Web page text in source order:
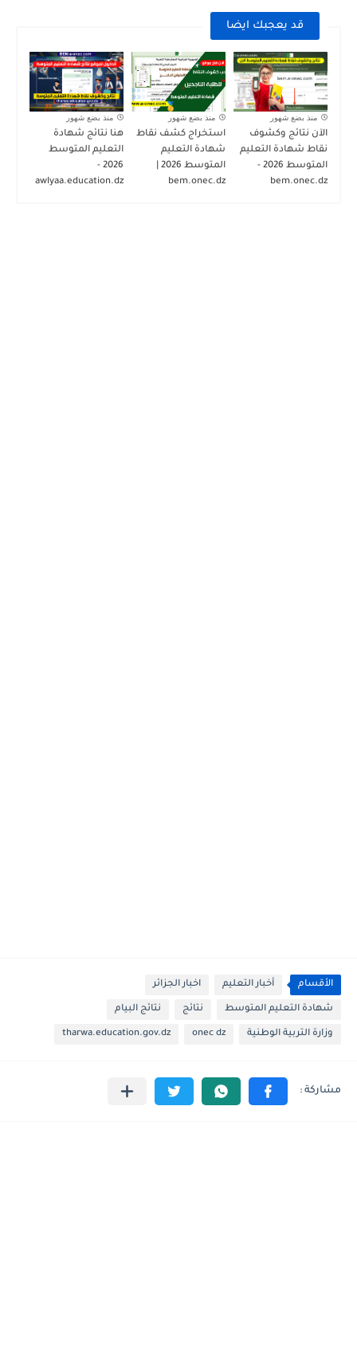
قد يعجبك ايضا
منذ بضع شهور
الآن نتائج وكشوف
نقاط شهادة التعليم
المتوسط 2026 -
bem.onec.dz
منذ بضع شهور
استخراج كشف نقاط
شهادة التعليم
bem.onec.dz
منذ بضع شهور
هنا نتائج شهادة
التعليم المتوسط
2026 -
awlyaa.education.dz
الأقسام أخبار التعليم اخبار الجزائر
شهادة التعليم المتوسط نتائج نتائج البيام
وزارة التربية الوطنية onec dz
tharwa.education.gov.dz